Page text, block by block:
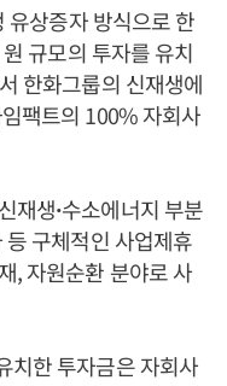
유상증자 방식으로 한
규모의 투자를 유치
한화그룹의 신재생에
팩트의 100% 자회사
재생ꞏ수소에너지 부분
구체적인 사업제휴
, 자원순환 분야로 사
치한 투자금은 자회사